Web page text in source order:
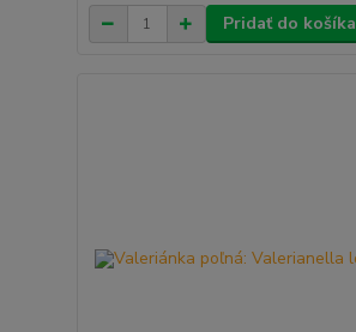
Pridať do košíka